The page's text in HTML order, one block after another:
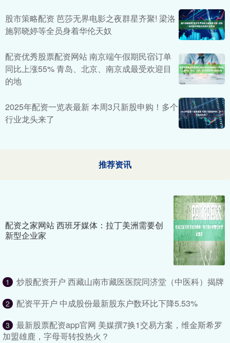
股市策略配资 芭莎无界电影之夜群星齐聚! 梁洛
施郭晓婷等全员身着华伦天奴
配资优秀股票配资网站 南京端午假期民宿订单
同比上涨55% 青岛、北京、南京成最受欢迎目
的地
2025年配资一览表最新 本周3只新股申购！多个
行业龙头来了
推荐资讯
配资之家网站 西班牙媒体：拉丁美洲需要创
新型企业家
1 炒股配资开户 西藏山南市藏医医院同济堂（中医科）揭牌
2 配资平开户 中成股份最新股东户数环比下降5.53%
3
最新股票配资app官网 美媒撰7换1交易方案，维金斯希罗
加盟雄鹿，字母哥转投热火？